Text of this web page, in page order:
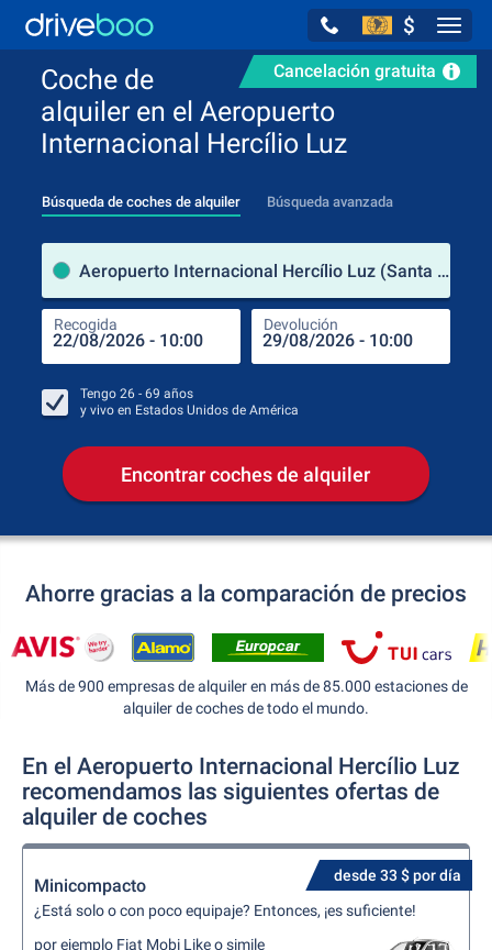
$
Cancelación gratuita
Coche de
alquiler en el Aeropuerto
Internacional Hercílio Luz
Búsqueda de coches de alquiler Búsqueda avanzada
Aeropuerto Internacional Hercílio Luz (Santa Catarina / Brasil)
Recogida Devolución
Tengo 26 - 69 años
y vivo en Estados Unidos de América
Encontrar coches de alquiler
Ahorre gracias a la comparación de precios
Más de 900 empresas de alquiler en más de 85.000 estaciones de
alquiler de coches de todo el mundo.
En el Aeropuerto Internacional Hercílio Luz
recomendamos las siguientes ofertas de
alquiler de coches
desde 33 $ por día
Minicompacto
¿Está solo o con poco equipaje? Entonces, ¡es suficiente!
por ejemplo Fiat Mobi Like o simile